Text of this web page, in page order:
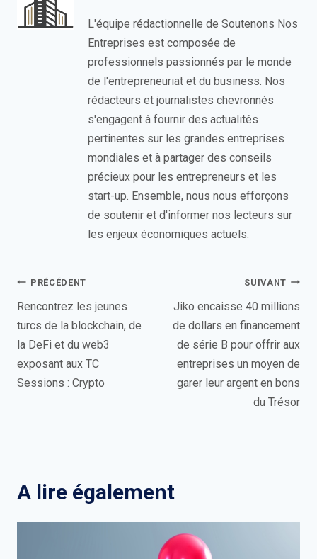
L'équipe rédactionnelle de Soutenons Nos
Entreprises est composée de
professionnels passionnés par le monde
de l'entrepreneuriat et du business. Nos
rédacteurs et journalistes chevronnés
s'engagent à fournir des actualités
pertinentes sur les grandes entreprises
mondiales et à partager des conseils
précieux pour les entrepreneurs et les
start-up. Ensemble, nous nous efforçons
de soutenir et d'informer nos lecteurs sur
les enjeux économiques actuels.
Navigation
de
l’article
PRÉCÉDENT
Rencontrez les jeunes
turcs de la blockchain, de
la DeFi et du web3
exposant aux TC
Sessions : Crypto
SUIVANT
Jiko encaisse 40 millions
de dollars en financement
de série B pour offrir aux
entreprises un moyen de
garer leur argent en bons
du Trésor
A lire également